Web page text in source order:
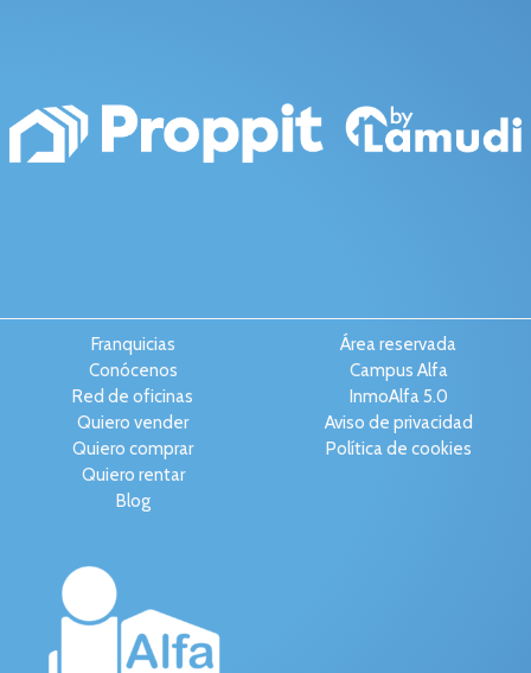
Franquicias
Conócenos
Red de oficinas
Quiero vender
Quiero comprar
Quiero rentar
Blog
Área reservada
Campus Alfa
InmoAlfa 5.0
Aviso de privacidad
Política de cookies